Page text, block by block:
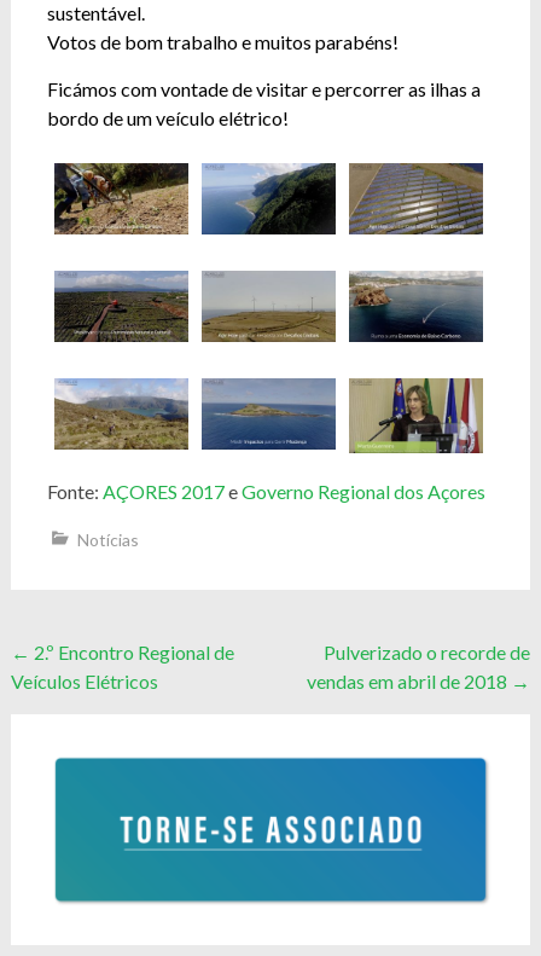
sustentável.
Votos de bom trabalho e muitos parabéns!
Ficámos com vontade de visitar e percorrer as ilhas a
bordo de um veículo elétrico!
Fonte: AÇORES 2017eGoverno Regional dos Açores
Notícias
Post
navigation
← 2.º Encontro Regional de
Veículos Elétricos
Pulverizado o recorde de
vendas em abril de 2018 →